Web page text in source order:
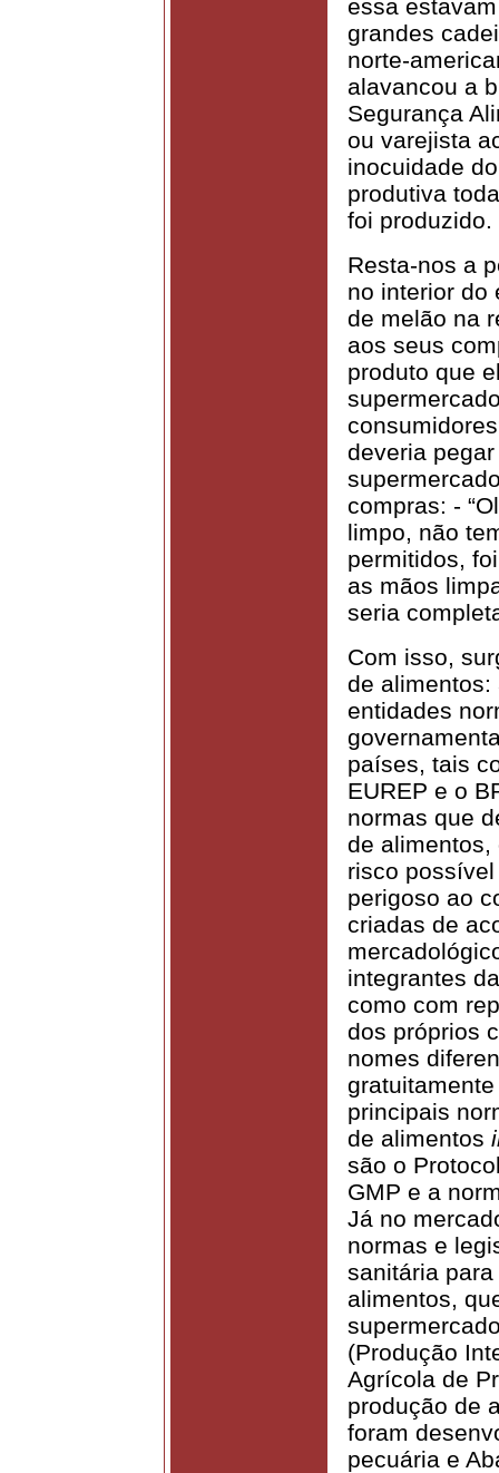
essa
grandes
norte-
alavancou a
Segurança
ou varejista
inocuidade
produtiva
foi produzido.
Resta-nos a
no interior do
de melão na
aos seus
produto que
deveria
compras: -
limpo, não
permitidos,
as mãos
seria
Com isso,
de alimentos:
entidades
países, tais
EUREP e o
normas que
de alimentos,
risco
perigoso ao
criadas de
integrantes
como com
dos próprios
nomes
principais
de alimentos
são o
GMP e a
Já no
normas e
sanitária
alimentos,
(Produção
Agrícola de
produção de
foram
pecuária e